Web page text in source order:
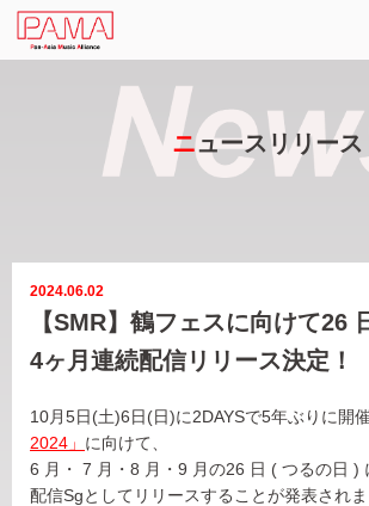
ニュースリリース
2024.06.02
【SMR】鶴フェスに向けて26
4ヶ月連続配信リリース決定！
10月5日(土)6日(日)に2DAYSで5年ぶりに開
2024」 に向けて、
6 月・ 7 月・8 月・9 月の26 日 ( つるの日 )
配信Sgとしてリリースすることが発表され